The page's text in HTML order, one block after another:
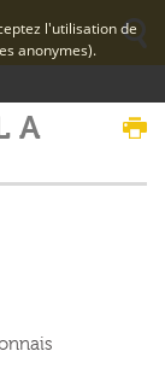
l'utilisation de
anonymes).
A